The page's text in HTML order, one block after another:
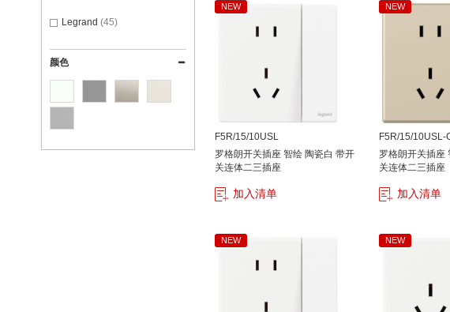
NEW
F5R/15/10USL
罗格朗开关插座 智绘 陶瓷白 带开
关连体二三插座
加入清单
NEW
F5R/15/10USL-
罗格朗开关插座
关连体二三插座
加入清单
NEW NEW
Legrand 45
颜色